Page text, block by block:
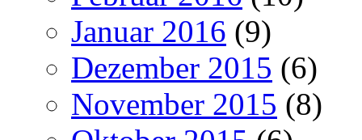
Januar 2016 (9)
Dezember 2015 (6)
November 2015 (8)